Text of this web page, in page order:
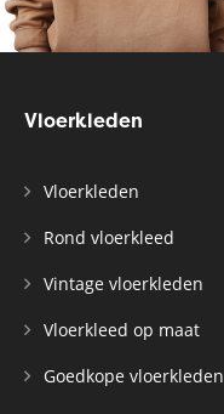
Vloerkleden
Vloerkleden
Rond vloerkleed
Vintage vloerkleden
Vloerkleed op maat
Goedkope vloerkleden